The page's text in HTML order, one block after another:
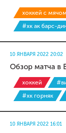
хоккей с мячом
#хк ак барс-
10 ЯНВАРЯ 2022 20:02
Обзор матча в
хоккей
#хк горняк
10 ЯНВАРЯ 2022 16:01